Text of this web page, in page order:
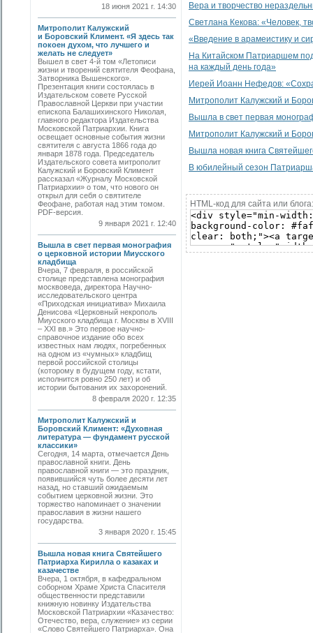
18 июня 2021 г. 14:30
Митрополит Калужский
и Боровский Климент. «Я здесь так
покоен духом, что лучшего и
желать не следует»
Вышел в свет 4-й том «Летописи
жизни и творений святителя Феофана,
Затворника Вышенского».
Презентация книги состоялась в
Издательском совете Русской
Православной Церкви при участии
епископа Балашихинского Николая,
главного редактора Издательства
Московской Патриархии. Книга
освещает основные события жизни
святителя с августа 1866 года до
января 1878 года. Председатель
Издательского совета митрополит
Калужский и Боровский Климент
рассказал «Журналу Московской
Патриархии» о том, что нового он
открыл для себя о святителе
Феофане, работая над этим томом.
PDF-версия.
9 января 2021 г. 12:40
Вышла в свет первая монография
о церковной истории Миусского
кладбища
Вчера, 7 февраля, в российской
столице представлена монография
москвоведа, директора Научно-
исследовательского центра
«Приходская инициатива» Михаила
Денисова «Церковный некрополь
Миусского кладбища г. Москвы в XVIII
– XXI вв.» Это первое научно-
справочное издание обо всех
известных нам людях, погребенных
на одном из «чумных» кладбищ
первой российской столицы
(которому в будущем году, кстати,
исполнится ровно 250 лет) и об
истории бытования их захоронений.
8 февраля 2020 г. 12:35
Митрополит Калужский и
Боровский Климент: «Духовная
литература — фундамент русской
классики»
Сегодня, 14 марта, отмечается День
православной книги. День
православной книги — это праздник,
появившийся чуть более десяти лет
назад, но ставший ожидаемым
событием церковной жизни. Это
торжество напоминает о значении
православия в жизни нашего
государства.
3 января 2020 г. 15:45
Вышла новая книга Святейшего
Патриарха Кирилла о казаках и
казачестве
Вчера, 1 октября, в кафедральном
соборном Храме Христа Спасителя
общественности представили
книжную новинку Издательства
Московской Патриархии «Казачество:
Отечество, вера, служение» из серии
«Слово Святейшего Патриарха». Она
Вера и творчество
Светлана Кекова: «Человек,
«Введение в арамеистику и
На Китайском Патриаршем
на каждый день года»
Иерей Иоанн Нефедов:
Митрополит Калужский и
Вышла в свет первая
Митрополит Калужский и
Вышла новая книга
В юбилейный сезон
HTML-код для сайта или блога: